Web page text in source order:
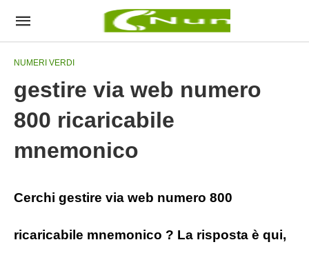
NUMERI VERDI
gestire via web numero
800 ricaricabile
mnemonico
Cerchi gestire via web numero 800
ricaricabile mnemonico ? La risposta è qui,